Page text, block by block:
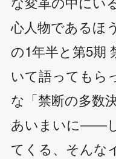
心人物であるほ
の1年半と第5期
いて語ってもら
な「禁断の多数
あいまいに――
てくる、そんな